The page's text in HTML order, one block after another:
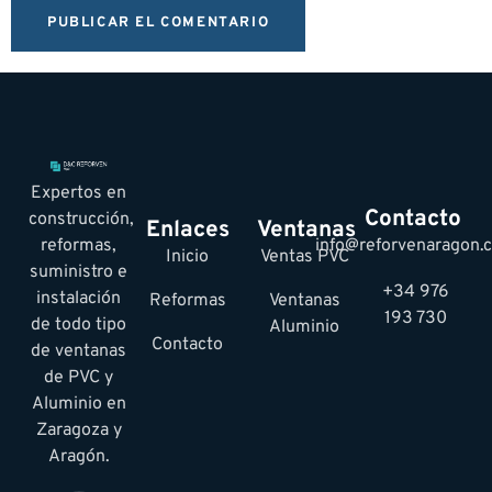
Expertos en
construcción,
reformas,
suministro e
instalación
de todo tipo
de ventanas
de PVC y
Aluminio en
Zaragoza y
Aragón.
Enlaces
Inicio
Reformas
Contacto
Ventanas
Ventas PVC
Ventanas
Aluminio
Contacto
+34 976
193 730